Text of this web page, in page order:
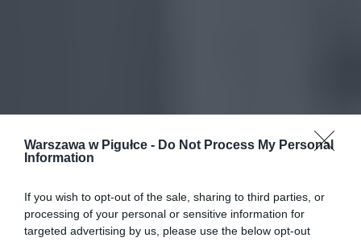
Warszawa w Pigułce - Do Not Process My Personal
Information
If you wish to opt-out of the sale, sharing to third parties, or
processing of your personal or sensitive information for
targeted advertising by us, please use the below opt-out